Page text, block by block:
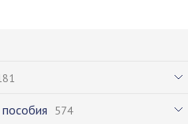
574